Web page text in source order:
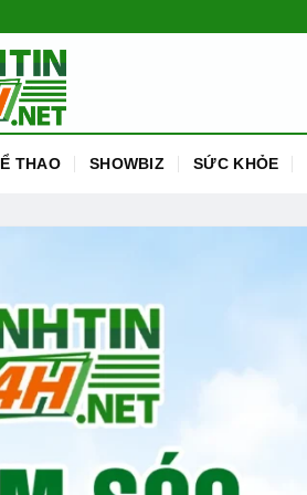
THAO SHOWBIZ SỨC KHỎE